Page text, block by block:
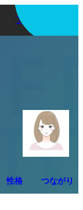
アプリを使う
性格 つながり